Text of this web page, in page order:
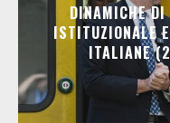
DINAMICHE DI
ISTITUZIONALE
ITALIANE